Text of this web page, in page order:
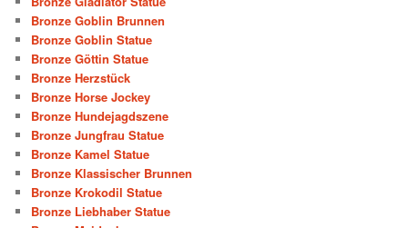
Bronze Goblin Brunnen
Bronze Goblin Statue
Bronze Göttin Statue
Bronze Herzstück
Bronze Horse Jockey
Bronze Hundejagdszene
Bronze Jungfrau Statue
Bronze Kamel Statue
Bronze Klassischer Brunnen
Bronze Krokodil Statue
Bronze Liebhaber Statue